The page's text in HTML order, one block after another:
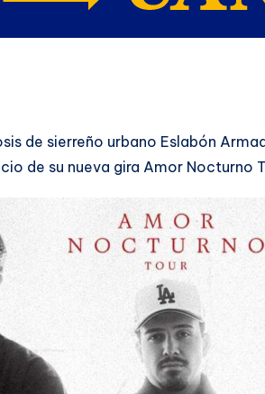
de sierreño urbano Eslabón
de su nueva gira Amor Nocturno